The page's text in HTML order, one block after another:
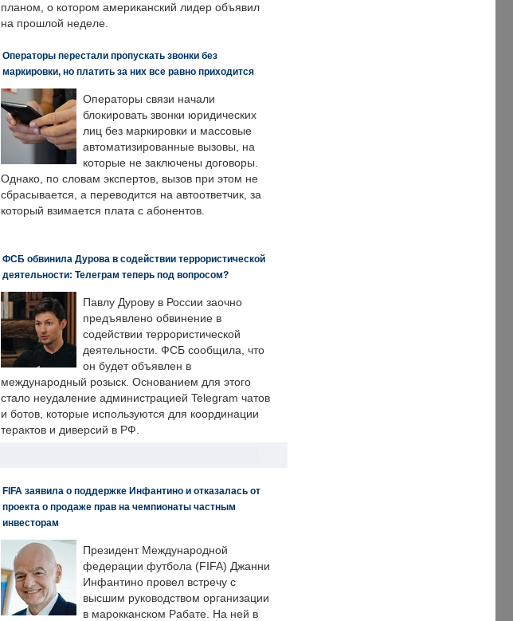
планом, о котором американский лидер объявил
на прошлой неделе.
Операторы перестали пропускать звонки без
маркировки, но платить за них все равно приходится
Операторы связи начали
блокировать звонки юридических
лиц без маркировки и массовые
автоматизированные вызовы, на
которые не заключены договоры.
Однако, по словам экспертов, вызов при этом не
сбрасывается, а переводится на автоответчик, за
который взимается плата с абонентов.
ФСБ обвинила Дурова в содействии террористической
деятельности: Телеграм теперь под вопросом?
Павлу Дурову в России заочно
предъявлено обвинение в
содействии террористической
деятельности. ФСБ сообщила, что
он будет объявлен в
международный розыск. Основанием для этого
стало неудаление администрацией Telegram чатов
и ботов, которые используются для координации
терактов и диверсий в РФ.
FIFA заявила о поддержке Инфантино и отказалась от
проекта о продаже прав на чемпионаты частным
инвесторам
Президент Международной
федерации футбола (FIFA) Джанни
Инфантино провел встречу с
высшим руководством организации
в марокканском Рабате. На ней в